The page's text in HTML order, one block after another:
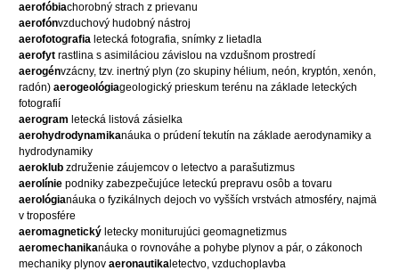
aerofóbiachorobný strach z prievanu
aerofónvzduchový hudobný nástroj
aerofotografia letecká fotografia, snímky z lietadla
aerofyt rastlina s asimiláciou závislou na vzdušnom prostredí
aerogénvzácny, tzv. inertný plyn (zo skupiny hélium, neón, kryptón, xenón,
radón) aerogeológiageologický prieskum terénu na základe leteckých
fotografií
aerogram letecká listová zásielka
aerohydrodynamikanáuka o prúdení tekutín na základe aerodynamiky a
hydrodynamiky
aeroklub združenie záujemcov o letectvo a parašutizmus
aerolínie podniky zabezpečujúce leteckú prepravu osôb a tovaru
aerológianáuka o fyzikálnych dejoch vo vyšších vrstvách atmosféry, najmä
v troposfére
aeromagnetický letecky moniturujúci geomagnetizmus
aeromechanikanáuka o rovnováhe a pohybe plynov a pár, o zákonoch
mechaniky plynov aeronautika letectvo, vzduchoplavba